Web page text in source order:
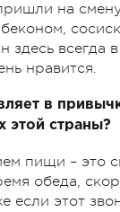
на
здесь всегда
нравится.
в
этой страны?
пищи – это
обеда,
если этот